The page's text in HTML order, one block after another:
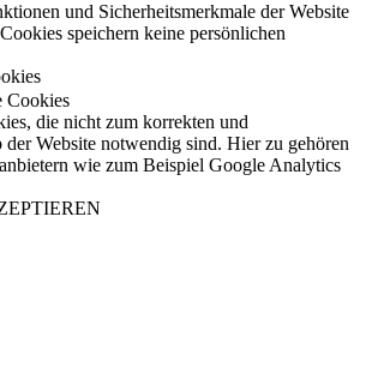
und Sicherheitsmerkmale der Website
speichern keine persönlichen
Cookies
die nicht zum korrekten und
der Website notwendig sind. Hier zu gehören
wie zum Beispiel Google Analytics